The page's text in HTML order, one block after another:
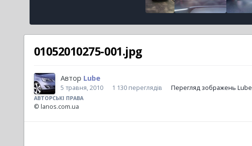
01052010275-001.jpg
Автор Lube
5 травня, 2010 1 130 переглядів Перегляд зображень Lube
АВТОРСЬКІ ПРАВА
© lanos.com.ua